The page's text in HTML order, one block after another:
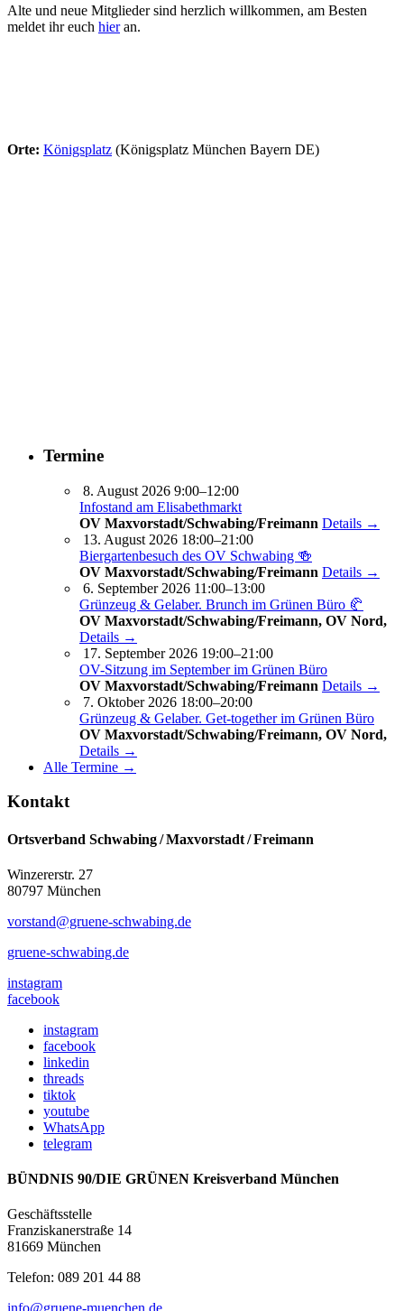
Alte und neue Mitglieder sind herzlich willkommen, am Besten
meldet ihr euch hieran.
Orte: Königsplatz (Königsplatz München Bayern DE)
Termine
8. August 2026 9:00–12:00
Infostand am Elisabethmarkt
OV Maxvorstadt/Schwabing/Freimann Details →
13. August 2026 18:00–21:00
Biergartenbesuch des OV Schwabing 🍻
OV Maxvorstadt/Schwabing/Freimann Details →
6. September 2026 11:00–13:00
Grünzeug & Gelaber. Brunch im Grünen Büro 🥐
OV Maxvorstadt/Schwabing/Freimann, OV Nord,
Details →
17. September 2026 19:00–21:00
OV-Sitzung im September im Grünen Büro
OV Maxvorstadt/Schwabing/Freimann Details →
7. Oktober 2026 18:00–20:00
Grünzeug & Gelaber. Get-to­ge­ther im Grünen Büro
OV Maxvorstadt/Schwabing/Freimann, OV Nord,
Details →
Alle Termine →
Kontakt
Ortsverband Schwabing / Maxvorstadt ⁠/ Freimann
Winzererstr. 27
80797 München
vorstand@gruene-schwabing.de
gruene-schwabing.de
instagram
facebook
instagram
facebook
linkedin
threads
tiktok
youtube
WhatsApp
telegram
BÜNDNIS 90/DIE GRÜNEN Kreisverband München
Geschäftsstelle
Franziskanerstraße 14
81669 München
Telefon: 089 201 44 88